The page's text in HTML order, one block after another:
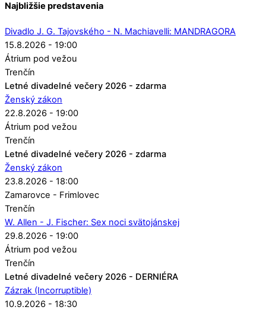
Najbližšie predstavenia
Divadlo J. G. Tajovského - N. Machiavelli: MANDRAGORA
15.8.2026 - 19:00
Átrium pod vežou
Trenčín
Letné divadelné večery 2026 - zdarma
Ženský zákon
22.8.2026 - 19:00
Átrium pod vežou
Trenčín
Letné divadelné večery 2026 - zdarma
Ženský zákon
23.8.2026 - 18:00
Zamarovce - Frimlovec
Trenčín
W. Allen - J. Fischer: Sex noci svätojánskej
29.8.2026 - 19:00
Átrium pod vežou
Trenčín
Letné divadelné večery 2026 - DERNIÉRA
Zázrak (Incorruptible)
10.9.2026 - 18:30